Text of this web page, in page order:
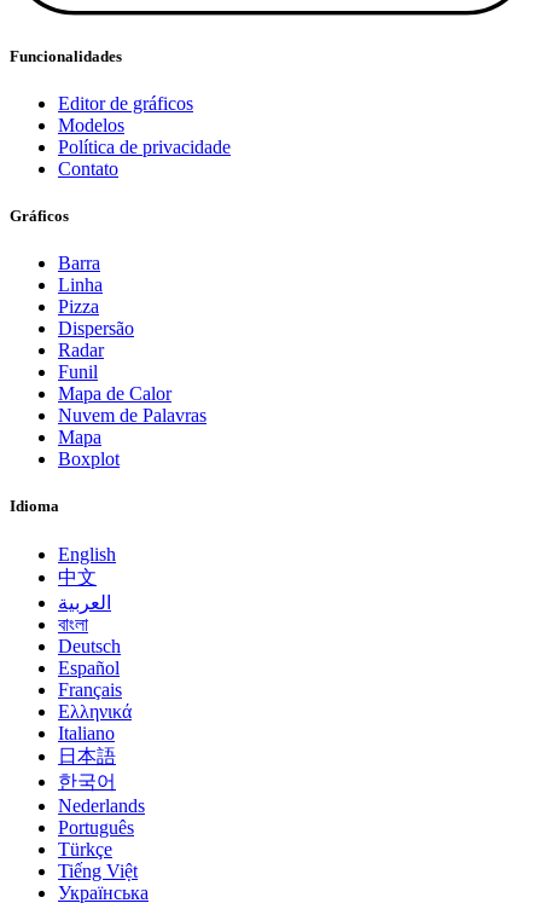
Funcionalidades
Editor de gráficos
Modelos
Política de privacidade
Contato
Gráficos
Barra
Linha
Pizza
Dispersão
Radar
Funil
Mapa de Calor
Nuvem de Palavras
Mapa
Boxplot
Idioma
English
中文
العربية
বাংলা
Deutsch
Español
Français
Ελληνικά
Italiano
日本語
한국어
Nederlands
Português
Türkçe
Tiếng Việt
Українська